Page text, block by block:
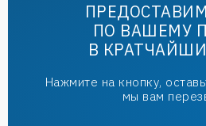
ПО ВАШЕМУ
В
Нажмите на кнопку,
мы вам